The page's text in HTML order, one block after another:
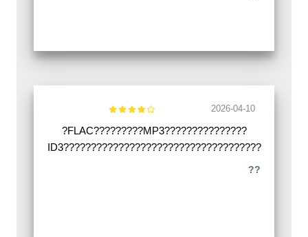
2026-04-10
?FLAC?????????MP3???????????????
ID3????????????????????????????????????
??